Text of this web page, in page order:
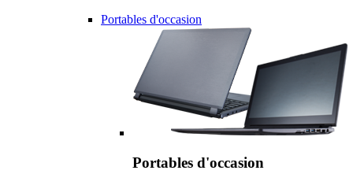
Portables d'occasion
Portables d'occasion